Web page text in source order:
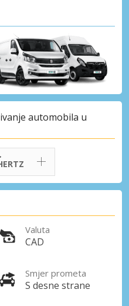
automobila u
Valuta
CAD
Smjer prometa
S desne strane